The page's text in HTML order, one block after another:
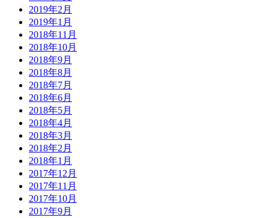
2019年2月
2019年1月
2018年11月
2018年10月
2018年9月
2018年8月
2018年7月
2018年6月
2018年5月
2018年4月
2018年3月
2018年2月
2018年1月
2017年12月
2017年11月
2017年10月
2017年9月